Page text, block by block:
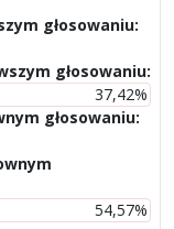
głosowaniu:
głosowaniu:
37,42%
głosowaniu:
54,57%